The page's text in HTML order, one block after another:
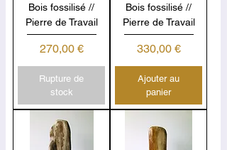
Bois fossilisé //
Pierre de Travail
Prix
270,00 €
Rupture de
stock
Bois fossilisé //
Pierre de Travail
Prix
330,00 €
Ajouter au
panier